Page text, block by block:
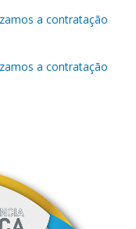
a contratação
a contratação